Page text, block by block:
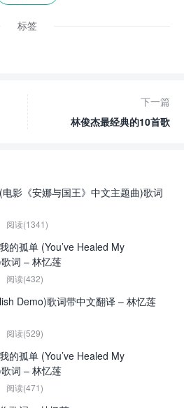
标签
下一篇
林俊杰最经典的10首歌
影《安娜与国王》中文主题曲)歌词
阅读(1341)
的孤单 (You’ve Healed My
词 – 林忆莲
阅读(432)
Demo)歌词带中文翻译 – 林忆莲
阅读(529)
的孤单 (You’ve Healed My
词 – 林忆莲
阅读(471)